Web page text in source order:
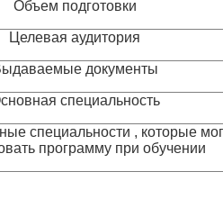
Объем подготовки
Целевая аудитория
документы
специальность
специальности , которые
программу при обучении